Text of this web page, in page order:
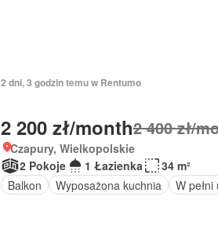
2 dni, 3 godzin temu w Rentumo
2 200 zł/month2 400 zł/
Czapury, Wielkopolskie
2 Pokoje
1 Łazienka
34 m²
Balkon
Wyposażona kuchnia W